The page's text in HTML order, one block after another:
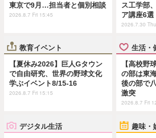
東京で9月…担当者と個別相談
2026.8.7 Fri 15:45
ス工学部
ア講座6選
2026.7.30
教育イベント
【夏休み2026】巨人Gタウン
で自由研究、世界の野球文化
学ぶイベント8/15-16
2026.8.7 Fri 15:15
生活・
【高校野
の部は東
後の部で
激突
2026.8.7 Fri
デジタル生活 趣味・